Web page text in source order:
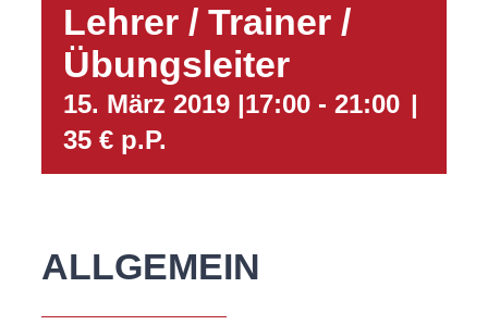
Lehrer / Trainer /
Übungsleiter
15. März 2019 |17:00 - 21:00 |
35 € p.P.
ALLGEMEIN